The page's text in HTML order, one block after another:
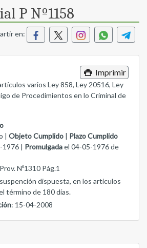
P Nº1158
en:
Imprimir
varios Ley 858, Ley 20516, Ley
de Procedimientos en lo Criminal de
| Objeto Cumplido
Plazo Cumplido
| Promulgadael 04-05-1976 de
Nº1310 Pág.1
suspención dispuesta, en los articulos
término de 180 días.
: 15-04-2008